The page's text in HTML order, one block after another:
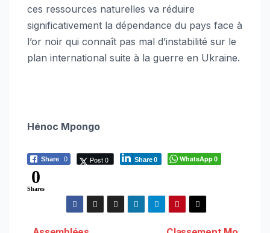
ces ressources naturelles va réduire
significativement la dépendance du pays face à
l’or noir qui connaît pas mal d’instabilité sur le
plan international suite à la guerre en Ukraine.
Hénoc Mpongo
Share 0 Post 0 Share0 WhatsApp0
0
Shares